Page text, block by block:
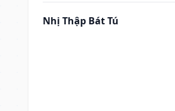
Nhị Thập Bát Tú